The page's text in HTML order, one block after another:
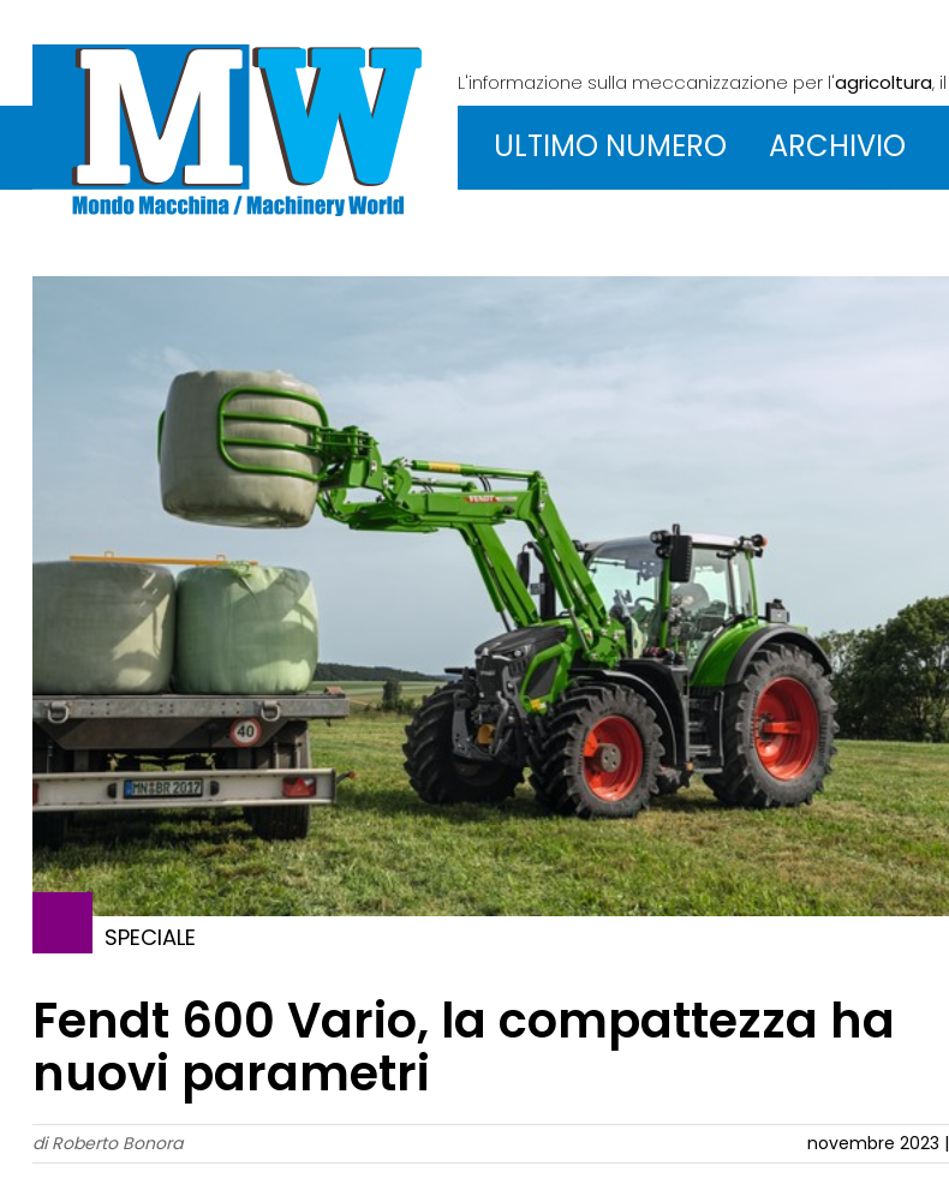
L'informazione sulla meccanizzazione per l'agricoltura, il
ULTIMO NUMERO ARCHIVIO
SPECIALE
Fendt 600 Vario, la compattezza ha
nuovi parametri
di Roberto Bonora novembre 2023 |